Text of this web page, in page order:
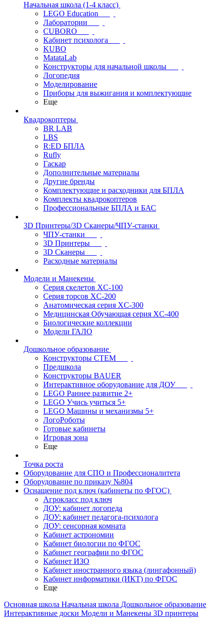
Начальная школа (1-4 класс)
LEGO Education
Лаборатории
CUBORO
Кабинет психолога
KUBO
MatataLab
Конструкторы для начальной школы
Логопедия
Моделирование
Приборы для выжигания и комплектующие
Еще
Квадрокоптеры
BR LAB
LBS
R:ED БПЛА
Rufly
Гаскар
Дополнительные материалы
Другие бренды
Комплектующие и расходники для БПЛА
Комплекты квадрокоптеров
Профессиональные БПЛА и БАС
3D Принтеры/3D Сканеры/ЧПУ-станки
ЧПУ-станки
3D Принтеры
3D Сканеры
Расходные материалы
Модели и Манекены
Серия скелетов XC-100
Серия торсов XC-200
Анатомическая серия XC-300
Медицинская Обучающая серия XC-400
Биологические коллекции
Модели ГАЛО
Дошкольное образование
Конструкторы СТЕМ
Предшкола
Конструкторы BAUER
Интерактивное оборудование для ДОУ
LEGO Раннее развитие 2+
LEGO Учись учиться 5+
LEGO Машины и механизмы 5+
ЛогоРоботы
Готовые кабинеты
Игровая зона
Еще
Точка роста
Оборудование для СПО и Профессионалитета
Оборудование по приказу №804
Оснащение под ключ (кабинеты по ФГОС)
Агрокласс под ключ
ДОУ: кабинет логопеда
ДОУ: кабинет педагога-психолога
ДОУ: сенсорная комната
Кабинет астрономии
Кабинет биологии по ФГОС
Кабинет географии по ФГОС
Кабинет ИЗО
Кабинет иностранного языка (лингафонный)
Кабинет информатики (ИКТ) по ФГОС
Еще
Основная школа Начальная школа Дошкольное образование
Интерактивные доски Модели и Манекены 3D принтеры